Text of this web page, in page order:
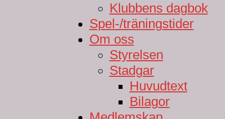
Klubbens dagbok
Spel-/träningstider
Om oss
Styrelsen
Stadgar
Huvudtext
Bilagor